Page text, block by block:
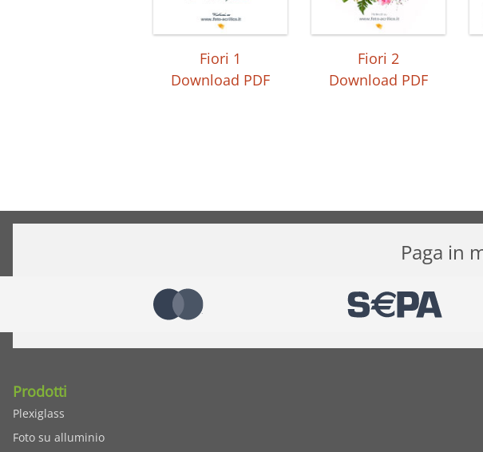
Fiori 1
Download PDF
Fiori 2
Download PDF
Paga in
Prodotti
Plexiglass
Foto su alluminio